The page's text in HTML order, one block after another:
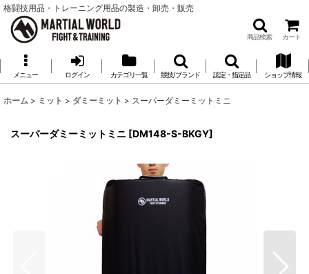
格闘技用品・トレーニング用品の製造・卸売・販売
商品検索 カート
メニュー ログイン カテゴリ一覧 競技/ブランド 認定・指定品 ショップ情報
ホーム > ミット > ダミーミット > スーパーダミーミットミニ
スーパーダミーミットミニ [DM148-S-BKGY]